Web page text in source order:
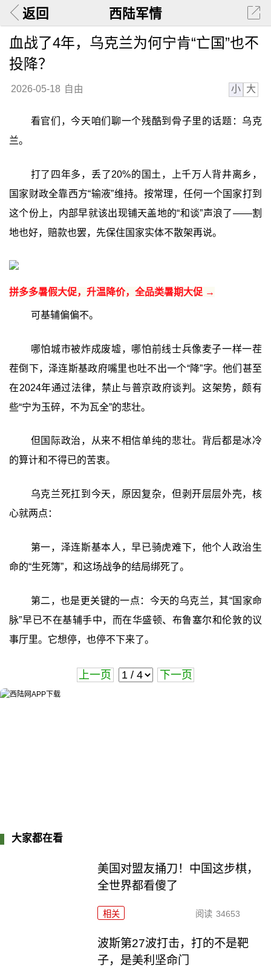
返回 西陆军情
血战了4年，乌克兰为何宁肯“亡国”也不
投降？
2026-05-18 自由 小 大
看官们，今天咱们聊一个残酷到骨子里的话题：乌克
兰。
打了四年多，丢了20%的国土，上千万人背井离乡，
国家财政全靠西方“输液”维持。按常理，任何一个国家打到
这个份上，内部早就该出现铺天盖地的“和谈”声浪了——割
地也好，赔款也罢，先保住国家实体不散架再说。
拼多多暑假大促，升温降价，全品类暑期大促 →
可基辅偏偏不。
哪怕城市被炸成废墟，哪怕前线士兵像麦子一样一茬
茬倒下，泽连斯基政府嘴里也吐不出一个“降”字。他们甚至
在2024年通过法律，禁止与普京政府谈判。这架势，颇有
些“宁为玉碎，不为瓦全”的悲壮。
但国际政治，从来不相信单纯的悲壮。背后都是冰冷
的算计和不得已的苦衷。
乌克兰死扛到今天，原因复杂，但剥开层层外壳，核
心就两点：
第一，泽连斯基本人，早已骑虎难下，他个人政治生
命的“生死簿”，和这场战争的结局绑死了。
第二，也是更关键的一点：今天的乌克兰，其“国家命
脉”早已不在基辅手中，而在华盛顿、布鲁塞尔和伦敦的议
事厅里。它想停，也停不下来了。
上一页 下一页
大家都在看
美国对盟友捅刀！中国这步棋，
全世界都看傻了
相关 阅读 34653
波斯第27波打击，打的不是靶
子，是美利坚命门